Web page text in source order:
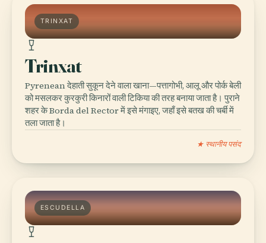
TRINXAT
Trinxat
Pyrenean देहाती सुकून देने वाला खाना—पत्तागोभी, आलू और पोर्क बेली
को मसलकर कुरकुरी किनारों वाली टिकिया की तरह बनाया जाता है। पुराने
शहर के Borda del Rector में इसे मंगाइए, जहाँ इसे बतख की चर्बी में
तला जाता है।
★ स्थानीय पसंद
ESCUDELLA